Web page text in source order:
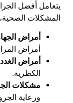
يتعامل أفضل
المشكلات الصحية،
أمراض
أمراض
أمراض الغدد
الكظرية.
مشكلات
ورعاية